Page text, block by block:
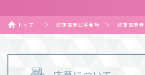
トップ ＞ 認定事業公募要項 ＞ 認定事業